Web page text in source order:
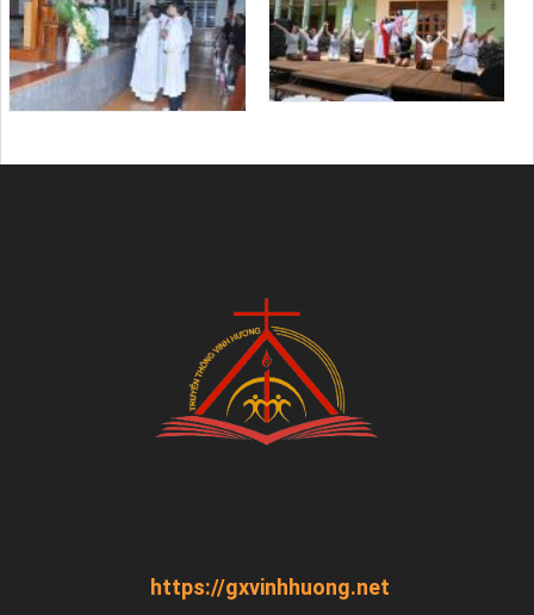
https://gxvinhhuong.net